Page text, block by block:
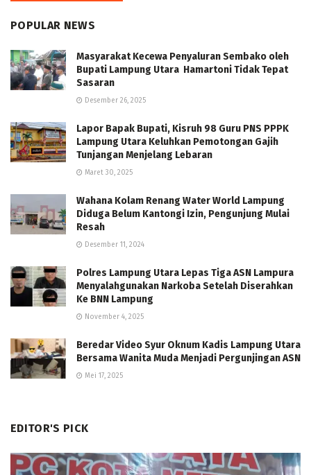
POPULAR NEWS
Masyarakat Kecewa Penyaluran Sembako oleh
Bupati Lampung Utara Hamartoni Tidak Tepat
Sasaran
Desember 26, 2025
Lapor Bapak Bupati, Kisruh 98 Guru PNS PPPK
Lampung Utara Keluhkan Pemotongan Gajih
Tunjangan Menjelang Lebaran
Maret 30, 2025
Wahana Kolam Renang Water World Lampung
Diduga Belum Kantongi Izin, Pengunjung Mulai
Resah
Desember 11, 2024
Polres Lampung Utara Lepas Tiga ASN Lampura
Menyalahgunakan Narkoba Setelah Diserahkan
Ke BNN Lampung
November 4, 2025
Beredar Video Syur Oknum Kadis Lampung Utara
Bersama Wanita Muda Menjadi Pergunjingan ASN
Mei 17, 2025
EDITOR'S PICK